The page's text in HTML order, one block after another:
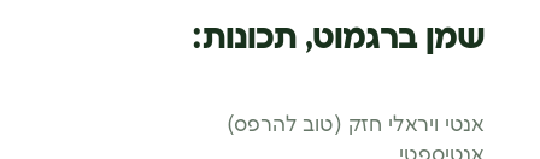
שמן ברגמוט, תכונות:
אנטי ויראלי חזק (טוב להרפס)